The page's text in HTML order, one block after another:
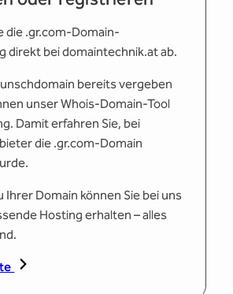
die .gr.com-Domain-
direkt bei domaintechnik.at ab.
bereits vergeben
unser Whois-Domain-Tool
Damit erfahren Sie, bei
die .gr.com-Domain
Ihrer Domain können Sie bei uns
Hosting erhalten – alles